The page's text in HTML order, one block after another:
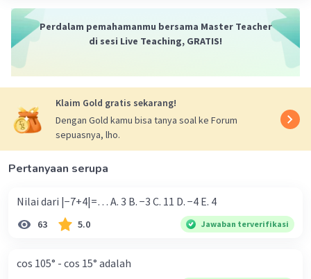
Perdalam pemahamanmu bersama Master Teacher
di sesi Live Teaching, GRATIS!
Klaim Gold gratis sekarang!
Dengan Gold kamu bisa tanya soal ke Forum
sepuasnya, lho.
Pertanyaan serupa
Nilai dari |−7+4|=… A. 3 B. −3 C. 11 D. −4 E. 4
63 5.0 Jawaban terverifikasi
cos 105° - cos 15° adalah